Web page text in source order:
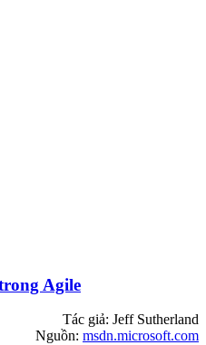
Agile
Tác giả: Jeff Sutherland
Nguồn: msdn.microsoft.com